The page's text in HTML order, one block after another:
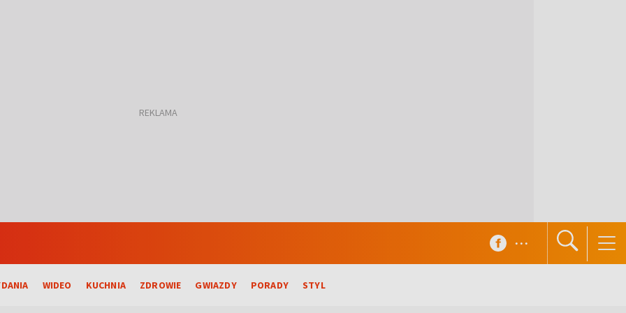
WIDEO KUCHNIA ZDROWIE GWIAZDY PORADY STYL
...